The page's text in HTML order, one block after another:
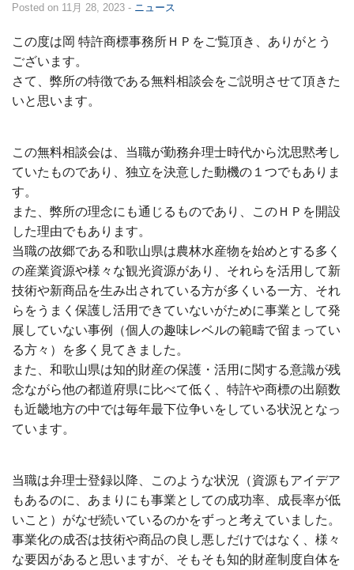
Posted on 11月 28, 2023 - ニュース
この度は岡 特許商標事務所ＨＰをご覧頂き、ありがとう
ございます。
さて、弊所の特徴である無料相談会をご説明させて頂きた
いと思います。
この無料相談会は、当職が勤務弁理士時代から沈思黙考し
ていたものであり、独立を決意した動機の１つでもありま
す。
また、弊所の理念にも通じるものであり、このＨＰを開設
した理由でもあります。
当職の故郷である和歌山県は農林水産物を始めとする多く
の産業資源や様々な観光資源があり、それらを活用して新
技術や新商品を生み出されている方が多くいる一方、それ
らをうまく保護し活用できていないがために事業として発
展していない事例（個人の趣味レベルの範疇で留まってい
る方々）を多く見てきました。
また、和歌山県は知的財産の保護・活用に関する意識が残
念ながら他の都道府県に比べて低く、特許や商標の出願数
も近畿地方の中では毎年最下位争いをしている状況となっ
ています。
当職は弁理士登録以降、このような状況（資源もアイデア
もあるのに、あまりにも事業としての成功率、成長率が低
いこと）がなぜ続いているのかをずっと考えていました。
事業化の成否は技術や商品の良し悪しだけではなく、様々
な要因があると思いますが、そもそも知的財産制度自体を